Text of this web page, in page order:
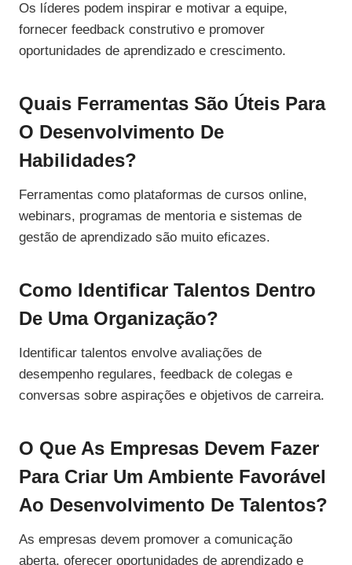
Os líderes podem inspirar e motivar a equipe,
fornecer feedback construtivo e promover
oportunidades de aprendizado e crescimento.
Quais Ferramentas São Úteis Para
O Desenvolvimento De
Habilidades?
Ferramentas como plataformas de cursos online,
webinars, programas de mentoria e sistemas de
gestão de aprendizado são muito eficazes.
Como Identificar Talentos Dentro
De Uma Organização?
Identificar talentos envolve avaliações de
desempenho regulares, feedback de colegas e
conversas sobre aspirações e objetivos de carreira.
O Que As Empresas Devem Fazer
Para Criar Um Ambiente Favorável
Ao Desenvolvimento De Talentos?
As empresas devem promover a comunicação
aberta, oferecer oportunidades de aprendizado e